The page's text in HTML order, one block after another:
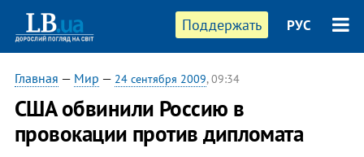
Поддержать РУС
Главная — Мир — 24 сентября 2009, 09:34
США обвинили Россию в
провокации против дипломата